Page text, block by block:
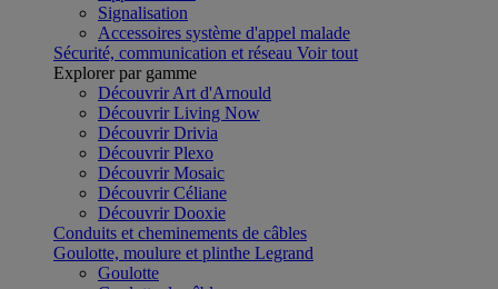
Signalisation
Accessoires système d'appel malade
Sécurité, communication et réseau Voir tout
Explorer par gamme
Découvrir Art d'Arnould
Découvrir Living Now
Découvrir Drivia
Découvrir Plexo
Découvrir Mosaic
Découvrir Céliane
Découvrir Dooxie
Conduits et cheminements de câbles
Goulotte, moulure et plinthe Legrand
Goulotte